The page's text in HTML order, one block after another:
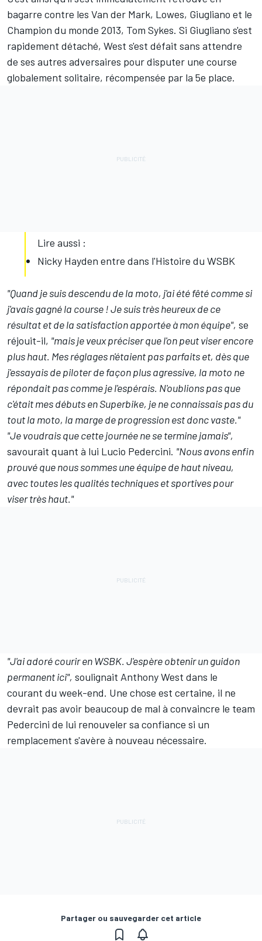
bagarre contre les Van der Mark, Lowes, Giugliano et le
Champion du monde 2013, Tom Sykes. Si Giugliano s'est
rapidement détaché, West s'est défait sans attendre
de ses autres adversaires pour disputer une course
globalement solitaire, récompensée par la 5e place.
Lire aussi :
Nicky Hayden entre dans l'Histoire du WSBK
"Quand je suis descendu de la moto, j'ai été fêté comme si
j'avais gagné la course ! Je suis très heureux de ce
résultat et de la satisfaction apportée à mon équipe", se
réjouit-il, "mais je veux préciser que l'on peut viser encore
plus haut. Mes réglages n'étaient pas parfaits et, dès que
j'essayais de piloter de façon plus agressive, la moto ne
répondait pas comme je l'espérais. N'oublions pas que
c'était mes débuts en Superbike, je ne connaissais pas du
tout la moto, la marge de progression est donc vaste."
"Je voudrais que cette journée ne se termine jamais",
savourait quant à lui Lucio Pedercini. "Nous avons enfin
prouvé que nous sommes une équipe de haut niveau,
avec toutes les qualités techniques et sportives pour
viser très haut."
"J'ai adoré courir en WSBK. J'espère obtenir un guidon
permanent ici", soulignait Anthony West dans le
courant du week-end. Une chose est certaine, il ne
devrait pas avoir beaucoup de mal à convaincre le team
Pedercini de lui renouveler sa confiance si un
remplacement s'avère à nouveau nécessaire.
Partager ou sauvegarder cet article